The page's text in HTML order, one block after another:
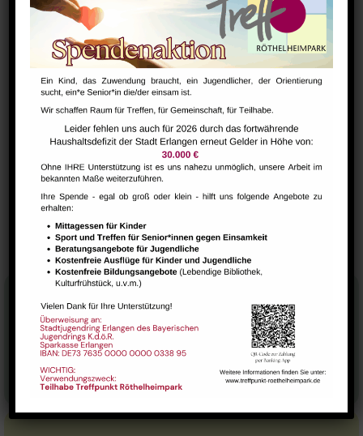
Dezember 10
18:30 - 22:00
Serien:
Tanztraining Super Secret Moves e.V.
Die
Strickhexen
Seele älterer Menschen
Stadtteilhaus
Tel.:09131-9232777
E-Mail:leitung@treffpunkt-roethelheimpark.de